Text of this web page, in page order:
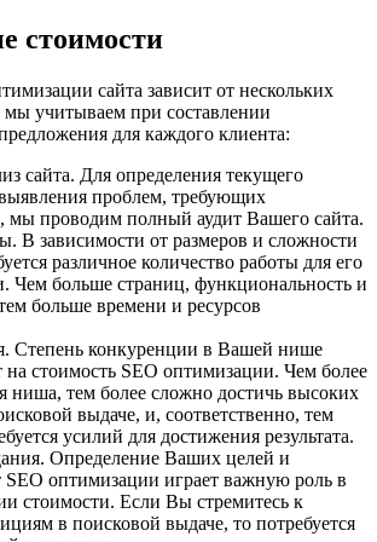
стоимости
сайта зависит от нескольких
мы учитываем при составлении
для каждого клиента:
сайта. Для определения текущего
проблем, требующих
мы проводим полный аудит Вашего сайта.
В зависимости от размеров и сложности
различное количество работы для его
Чем больше страниц, функциональность и
больше времени и ресурсов
Степень конкуренции в Вашей нише
на стоимость SEO оптимизации. Чем более
ниша, тем более сложно достичь высоких
выдаче, и, соответственно, тем
усилий для достижения результата.
Определение Ваших целей и
оптимизации играет важную роль в
стоимости. Если Вы стремитесь к
в поисковой выдаче, то потребуется